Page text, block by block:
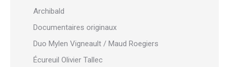
Archibald
Documentaires originaux
Duo Mylen Vigneault / Maud Roegiers
Écureuil Olivier Tallec